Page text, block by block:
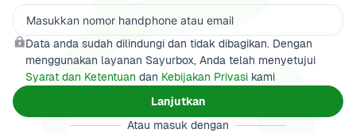
Data anda sudah dilindungi dan tidak dibagikan. Dengan
Syarat dan Ketentuan dan Kebijakan Privasi kami
Lanjutkan
Atau masuk dengan